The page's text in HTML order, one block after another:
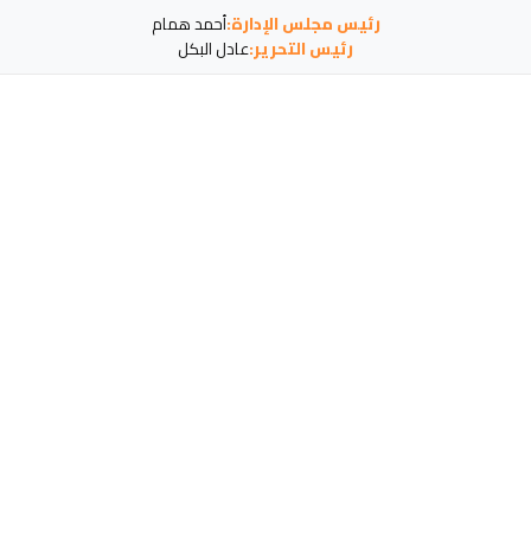
رئيس مجلس الإدارة:أحمد همام
رئيس التحرير:عادل البكل